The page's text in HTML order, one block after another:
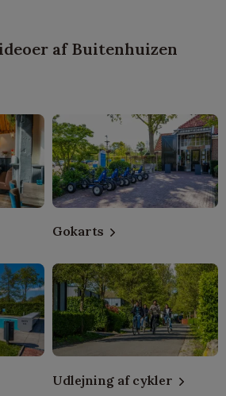
af Buitenhuizen
Gokarts
Udlejning af cykler